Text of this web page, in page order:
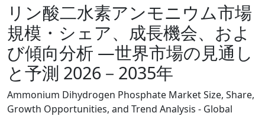
リン酸二水素アンモニウム市場
規模・シェア、成長機会、およ
び傾向分析 ―世界市場の見通し
と予測 2026－2035年
Ammonium Dihydrogen Phosphate Market Size, Share,
Growth Opportunities, and Trend Analysis - Global